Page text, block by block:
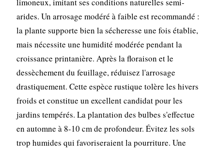
arides. Un arrosage modéré à faible est recommandé :
la plante supporte bien la sécheresse une fois établie,
mais nécessite une humidité modérée pendant la
croissance printanière. Après la floraison et le
dessèchement du feuillage, réduisez l'arrosage
drastiquement. Cette espèce rustique tolère les hivers
froids et constitue un excellent candidat pour les
jardins tempérés. La plantation des bulbes s'effectue
en automne à 8-10 cm de profondeur. Évitez les sols
trop humides qui favoriseraient la pourriture. Une